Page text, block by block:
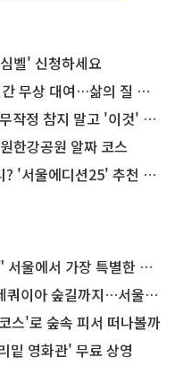
벨' 신청하세요
상 대여…삶의 질 높인다
지 말고 '이것' 해보세요!
한강공원 알짜 코스
울에디션25' 추천 코스
가장 특별한 편의점의 정체
길까지…서울둘레길 15코스
스'로 숲속 피서 떠나볼까
밑 영화관' 무료 상영